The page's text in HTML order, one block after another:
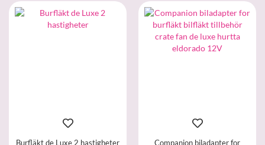
Burfläkt de Luxe 2 hastigheter Companion biladapter for